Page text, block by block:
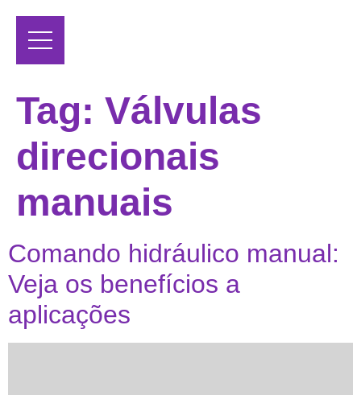
Tag: Válvulas
direcionais
manuais
Comando hidráulico manual:
Veja os benefícios a
aplicações